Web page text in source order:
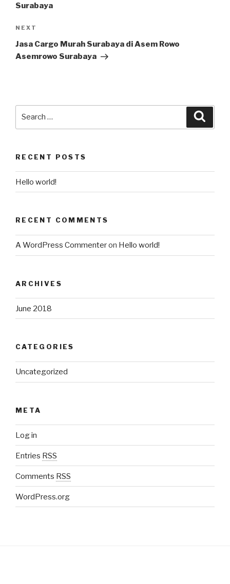
Surabaya
NEXT
Jasa Cargo Murah Surabaya di Asem Rowo
Asemrowo Surabaya
RECENT POSTS
Hello world!
RECENT COMMENTS
A WordPress Commenteron Hello world!
ARCHIVES
June 2018
CATEGORIES
Uncategorized
META
Log in
Entries RSS
Comments RSS
WordPress.org